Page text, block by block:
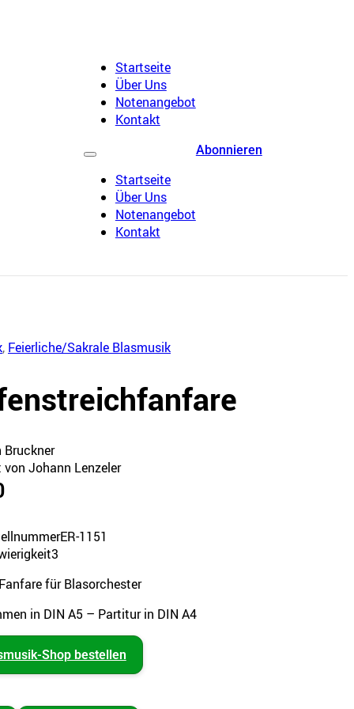
Startseite
Über Uns
Notenangebot
Kontakt
Startseite
Über Uns
Notenangebot
Kontakt
Abonnieren
, Feierliche/Sakrale Blasmusik
Bruckner
von Johann Lenzeler
ER-1151
3
für Blasorchester
in DIN A5 – Partitur in DIN A4
Shop bestellen